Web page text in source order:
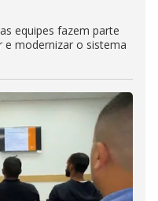
equipes fazem parte
e modernizar o sistema